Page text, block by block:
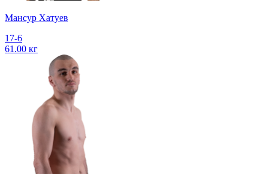
Мансур Хатуев
17-6
61.00 кг